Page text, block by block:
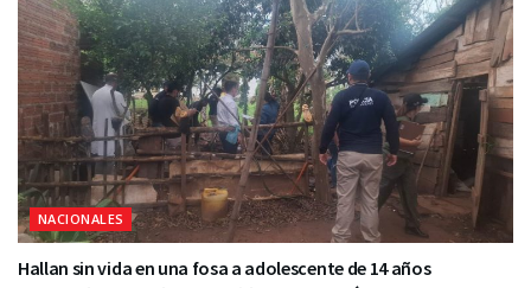
NACIONALES
Hallan sin vida en una fosa a adolescente de 14 años